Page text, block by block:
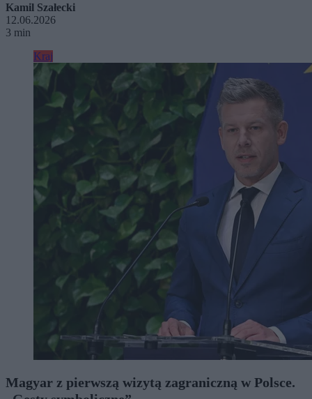
Kamil Szałecki
12.06.2026
3 min
Kraj
Magyar z pierwszą wizytą zagraniczną w Polsce.